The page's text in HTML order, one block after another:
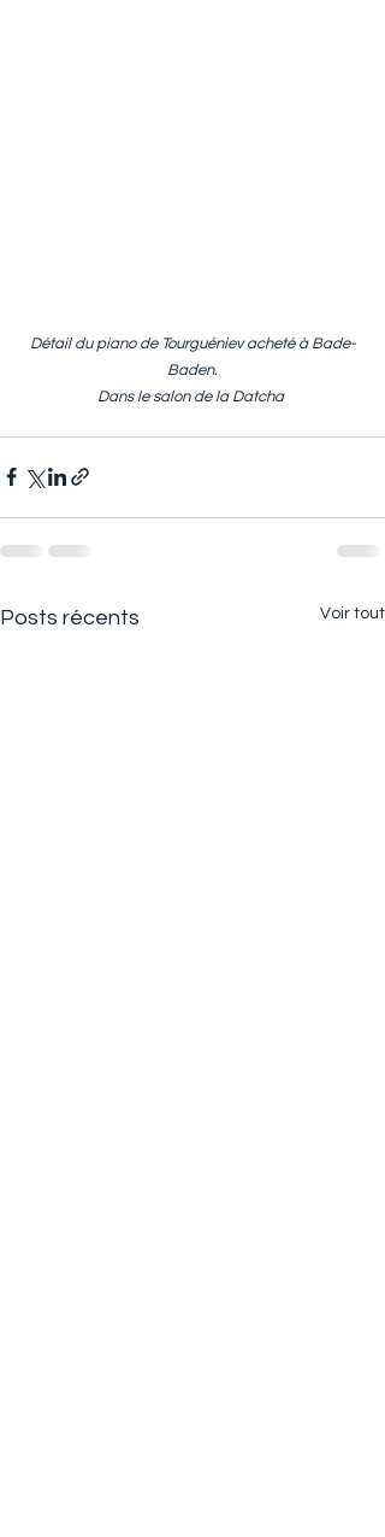
Détail du piano de Tourguéniev acheté à Bade-
Baden.
Dans le salon de la Datcha
Posts récents Voir tout